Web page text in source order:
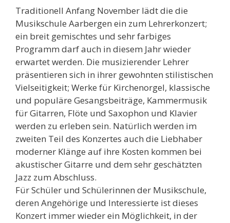
Traditionell Anfang November lädt die die
Musikschule Aarbergen ein zum Lehrerkonzert;
ein breit gemischtes und sehr farbiges
Programm darf auch in diesem Jahr wieder
erwartet werden. Die musizierender Lehrer
präsentieren sich in ihrer gewohnten stilistischen
Vielseitigkeit; Werke für Kirchenorgel, klassische
und populäre Gesangsbeiträge, Kammermusik
für Gitarren, Flöte und Saxophon und Klavier
werden zu erleben sein. Natürlich werden im
zweiten Teil des Konzertes auch die Liebhaber
moderner Klänge auf ihre Kosten kommen bei
akustischer Gitarre und dem sehr geschätzten
Jazz zum Abschluss.
Für Schüler und Schülerinnen der Musikschule,
deren Angehörige und Interessierte ist dieses
Konzert immer wieder ein Möglichkeit, in der